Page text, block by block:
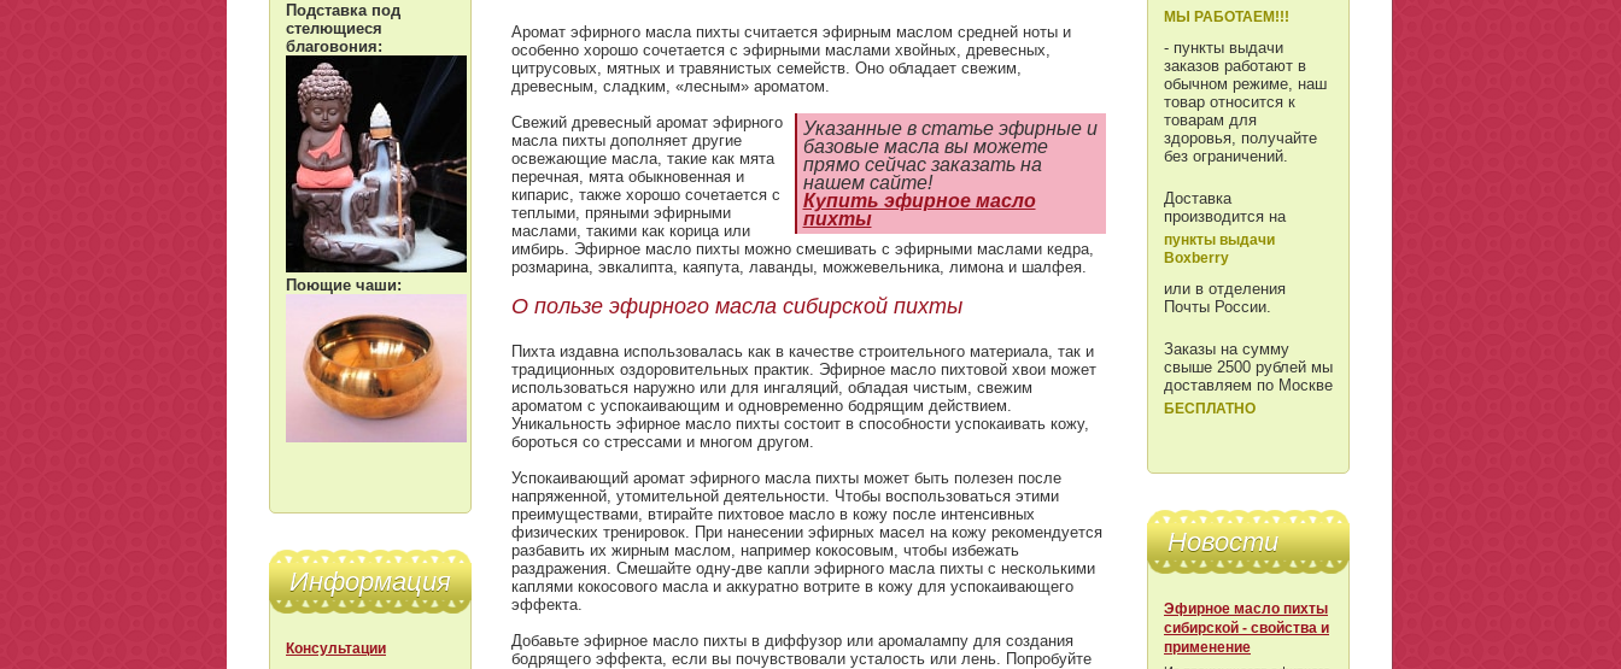
Подставка под
стелющиеся
благовония:
Поющие чаши:
Информация
Консультации
Аромат эфирного масла пихты считается эфирным маслом средней ноты и
особенно хорошо сочетается с эфирными маслами хвойных, древесных,
цитрусовых, мятных и травянистых семейств. Оно обладает свежим,
древесным, сладким, «лесным» ароматом.
Указанные в статье эфирные и
базовые масла вы можете
прямо сейчас заказать на
нашем сайте!
Купить эфирное масло
пихты
Свежий древесный аромат эфирного
масла пихты дополняет другие
освежающие масла, такие как мята
перечная, мята обыкновенная и
кипарис, также хорошо сочетается с
теплыми, пряными эфирными
маслами, такими как корица или
имбирь. Эфирное масло пихты можно смешивать с эфирными маслами кедра,
розмарина, эвкалипта, каяпута, лаванды, можжевельника, лимона и шалфея.
О пользе эфирного масла сибирской пихты
Пихта издавна использовалась как в качестве строительного материала, так и
традиционных оздоровительных практик. Эфирное масло пихтовой хвои может
использоваться наружно или для ингаляций, обладая чистым, свежим
ароматом с успокаивающим и одновременно бодрящим действием.
Уникальность эфирное масло пихты состоит в способности успокаивать кожу,
бороться со стрессами и многом другом.
Успокаивающий аромат эфирного масла пихты может быть полезен после
напряженной, утомительной деятельности. Чтобы воспользоваться этими
преимуществами, втирайте пихтовое масло в кожу после интенсивных
физических тренировок. При нанесении эфирных масел на кожу рекомендуется
разбавить их жирным маслом, например кокосовым, чтобы избежать
раздражения. Смешайте одну-две капли эфирного масла пихты с несколькими
каплями кокосового масла и аккуратно вотрите в кожу для успокаивающего
эффекта.
Добавьте эфирное масло пихты в диффузор или аромалампу для создания
бодрящего эффекта, если вы почувствовали усталость или лень. Попробуйте
МЫ РАБОТАЕМ!!!
- пункты выдачи
заказов работают в
обычном режиме, наш
товар относится к
товарам для
здоровья, получайте
без ограничений.
Доставка
производится на
пункты выдачи
Boxberry
или в отделения
Почты России.
Заказы на сумму
свыше 2500 рублей мы
доставляем по Москве
БЕСПЛАТНО
Новости
Эфирное масло пихты
сибирской - свойства и
применение